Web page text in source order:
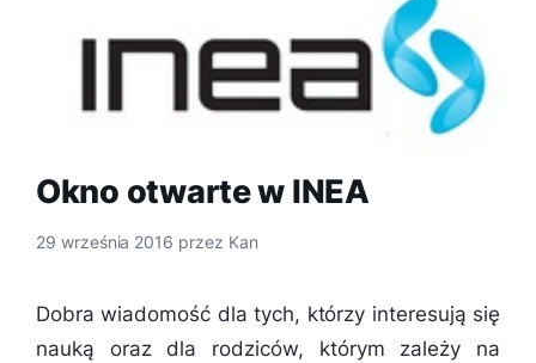
Okno otwarte w INEA
29 września 2016 przez Kan
Dobra wiadomość dla tych, którzy interesują się
nauką oraz dla rodziców, którym zależy na